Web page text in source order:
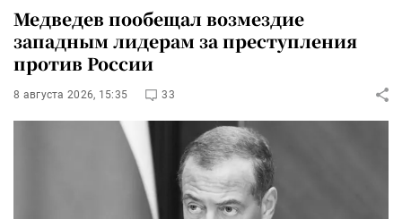
Медведев пообещал возмездие
западным лидерам за преступления
против России
8 августа 2026, 15:35 33